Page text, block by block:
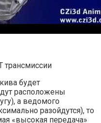
трансмиссии
будет
расположены
а ведомого
разойдутся), то
«высокая передача»